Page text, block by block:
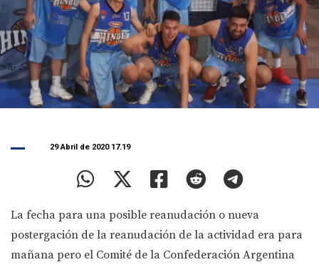
29 Abril de 2020 17.19
La fecha para una posible reanudación o nueva
postergación de la reanudación de la actividad era para
mañana pero el Comité de la Confederación Argentina